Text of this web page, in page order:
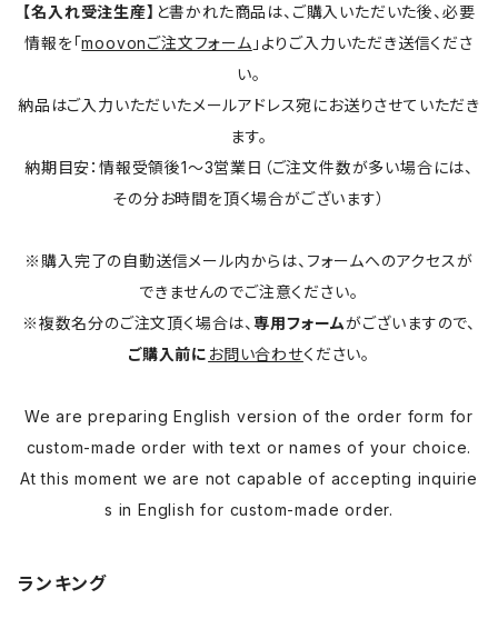
【名入れ受注生産】 と書かれた商品は、ご購入いただいた後、必要
情報を「moovonご注文フォーム 」よりご入力いただき送信くださ
い。
納品はご入力いただいたメールアドレス宛にお送りさせていただき
ます。
納期目安：情報受領後1～3営業日（ご注文件数が多い場合には、
その分お時間を頂く場合がございます）
※購入完了の自動送信メール内からは、フォームへのアクセスが
できませんのでご注意ください。
※複数名分のご注文頂く場合は、 専用フォームがございますので、
ご購入前に お問い合わせください。
We are preparing English version of the order form for
custom-made order with text or names of your choice.
At this moment we are not capable of accepting inquirie
s in English for custom-made order.
ランキング